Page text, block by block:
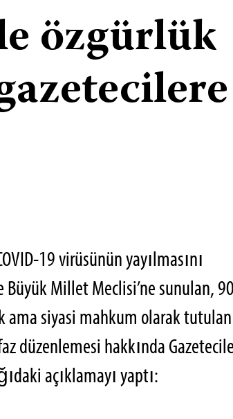
özgürlük
19 virüsünün yayılmasını
Büyük Millet Meclisi’ne sunulan,
ama siyasi mahkum olarak tutulan
düzenlemesi hakkında
açıklamayı yaptı: